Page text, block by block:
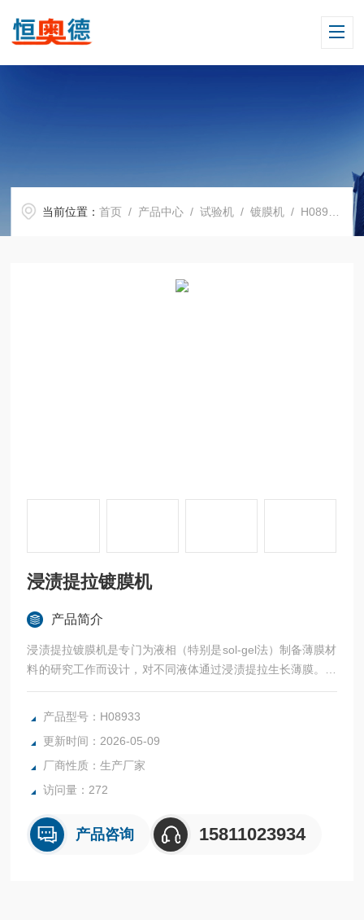
当前位置：首页 / 产品中心 /试验机 /镀膜机 / H08933浸渍提拉镀膜机
浸渍提拉镀膜机
产品简介
浸渍提拉镀膜机是专门为液相（特别是sol-gel法）制备薄膜材
料的研究工作而设计，对不同液体通过浸渍提拉生长薄膜。提
拉速度、提拉高度、浸渍时间、镀膜次数（多次多层镀膜）、
镀膜间隔时间均连续可调、精密控制。对镀膜基质无特殊要
无振动，可极大提高实验精度与实验效率。
产品型号：H08933
更新时间：2026-05-09
厂商性质：生产厂家
访问量：272
产品咨询 15811023934